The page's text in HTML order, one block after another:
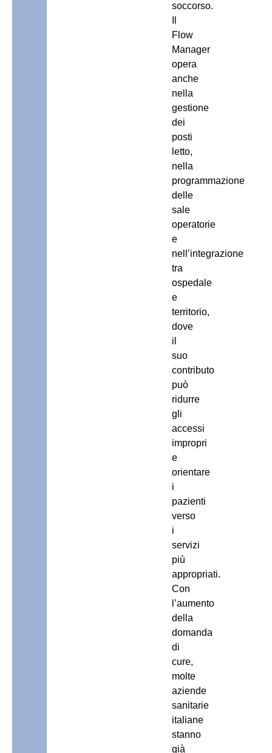
soccorso.
Flow
Manager
opera
anche
nella
gestione
dei
posti
letto,
nella
programmazione
delle
sale
operatorie
e
nell’integrazione
tra
ospedale
e
territorio,
dove
il
suo
contributo
può
ridurre
gli
accessi
impropri
e
orientare
i
pazienti
verso
i
servizi
più
appropriati.
Con
l’aumento
della
domanda
di
cure,
molte
aziende
sanitarie
italiane
stanno
già